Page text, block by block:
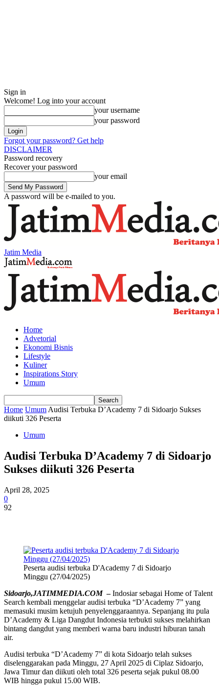
Sign in
Welcome! Log into your account
your username
your password
Forgot your password? Get help
DISCLAIMER
Password recovery
Recover your password
your email
A password will be e-mailed to you.
Jatim Media
Home
Advetorial
Ekonomi Bisnis
Lifestyle
Kuliner
Inspirations Story
Umum
Home Umum Audisi Terbuka D’Academy 7 di Sidoarjo Sukses
diikuti 326 Peserta
Umum
Audisi Terbuka D’Academy 7 di Sidoarjo
Sukses diikuti 326 Peserta
April 28, 2025
0
92
Peserta audisi terbuka D'Academy 7 di Sidoarjo
Minggu (27/04/2025)
Sidoarjo,JATIMMEDIA.COM–Indosiar sebagai Home of Talent
Search kembali menggelar audisi terbuka “D’Academy 7” yang
memasuki musim ketujuh penyelenggaraannya. Sepanjang itu pula
D’Academy & Liga Dangdut Indonesia terbukti sukses melahirkan
bintang dangdut yang memberi warna baru industri hiburan tanah
air.
Audisi terbuka “D’Academy 7” di kota Sidoarjo telah sukses
diselenggarakan pada Minggu, 27 April 2025 di Ciplaz Sidoarjo,
Jawa Timur dan diikuti oleh total 326 peserta sejak pukul 08.00
WIB hingga pukul 15.00 WIB.